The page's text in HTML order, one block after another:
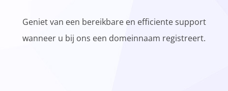
Geniet van een bereikbare en efficiente support
wanneer u bij ons een domeinnaam registreert.